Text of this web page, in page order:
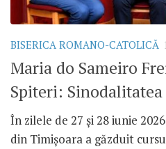
BISERICA ROMANO-CATOLICĂ
Maria do Sameiro
Spiteri:
În zilele de 27 și 28 iunie
din Timișoara a găzduit